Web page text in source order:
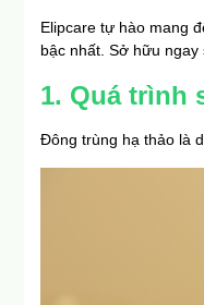
Elipcare tự hào mang
bậc nhất. Sở hữu ngay
1. Quá trình
Đông trùng hạ thảo là